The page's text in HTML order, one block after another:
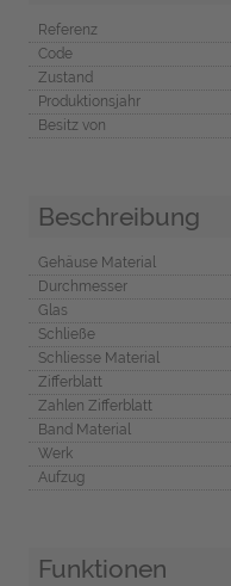
Referenz
Code
Zustand
Produktionsjahr
Besitz von
Beschreibung
Gehäuse Material
Durchmesser
Glas
Schließe
Schliesse Material
Zifferblatt
Zahlen Zifferblatt
Band Material
Werk
Aufzug
Funktionen